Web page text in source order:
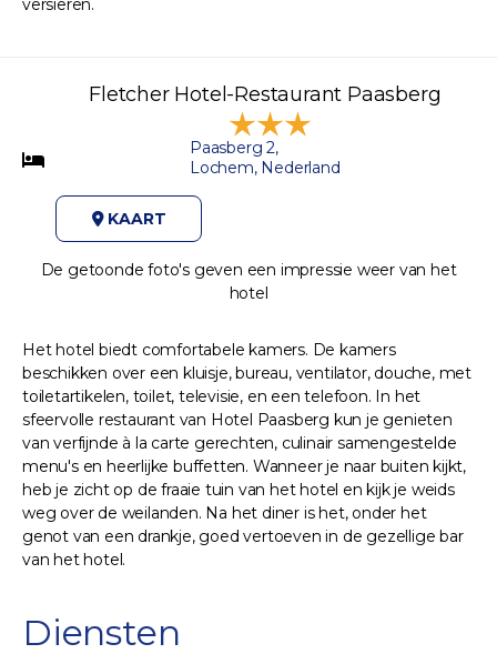
versieren.
Fletcher Hotel-Restaurant Paasberg
Paasberg 2,
Lochem, Nederland
KAART
De getoonde foto's geven een impressie weer van het
hotel
Het hotel biedt comfortabele kamers. De kamers
beschikken over een kluisje, bureau, ventilator, douche, met
toiletartikelen, toilet, televisie, en een telefoon. In het
sfeervolle restaurant van Hotel Paasberg kun je genieten
van verfijnde à la carte gerechten, culinair samengestelde
menu's en heerlijke buffetten. Wanneer je naar buiten kijkt,
heb je zicht op de fraaie tuin van het hotel en kijk je weids
weg over de weilanden. Na het diner is het, onder het
genot van een drankje, goed vertoeven in de gezellige bar
van het hotel.
Diensten